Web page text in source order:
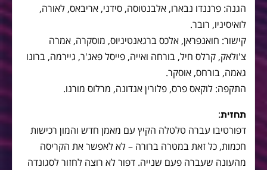
הגנה: פרננדו נבארו, אלבנטוסה, סידני, אריבאס, לאורה,
לואיסיניו, רובר.
קישור: חואנפראן, אלכס ברגאנטיניוס, מוסקרה, אמרה
צ'ולאק, קרלס חיל, בורחה ואייה, פייסל פאג'ר, גיירמה, ברונו
גאמה, בורחס, אוסקר.
התקפה: לוקאס פרס, פלורין אנדונה, מרלוס מורנו.
תחזית:
דפורטיבו עברה טלטלה הקיץ עם מאמן חדש והמון רכישות
חכמות, כל זאת במטרה ברורה – לא לאפשר את הקריסה
מהעונה שעברה פעם שנייה. דפור לא רוצה לחזור לסגונדה